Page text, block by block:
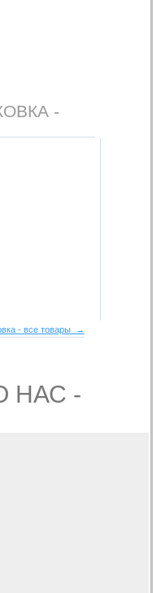
-
- все товары →
НАС -